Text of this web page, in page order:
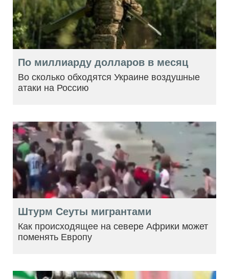
По миллиарду долларов в месяц
Во сколько обходятся Украине воздушные
атаки на Россию
Штурм Сеуты мигрантами
Как происходящее на севере Африки может
поменять Европу